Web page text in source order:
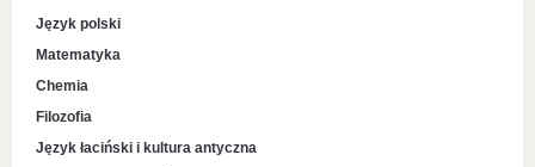
Język polski
Matematyka
Chemia
Filozofia
Język łaciński i kultura antyczna